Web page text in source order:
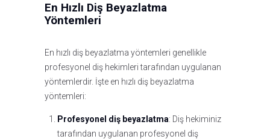
En Hızlı Diş Beyazlatma
Yöntemleri
En hızlı diş beyazlatma yöntemleri genellikle
profesyonel diş hekimleri tarafından uygulanan
yöntemlerdir. İşte en hızlı diş beyazlatma
yöntemleri:
Profesyonel diş beyazlatma: Diş hekiminiz
tarafından uygulanan profesyonel diş